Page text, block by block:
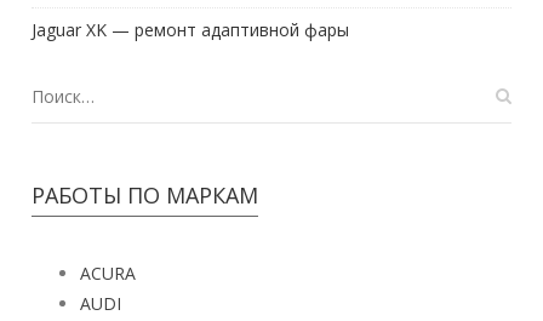
Jaguar XK — ремонт адаптивной фары
РАБОТЫ ПО МАРКАМ
ACURA
AUDI